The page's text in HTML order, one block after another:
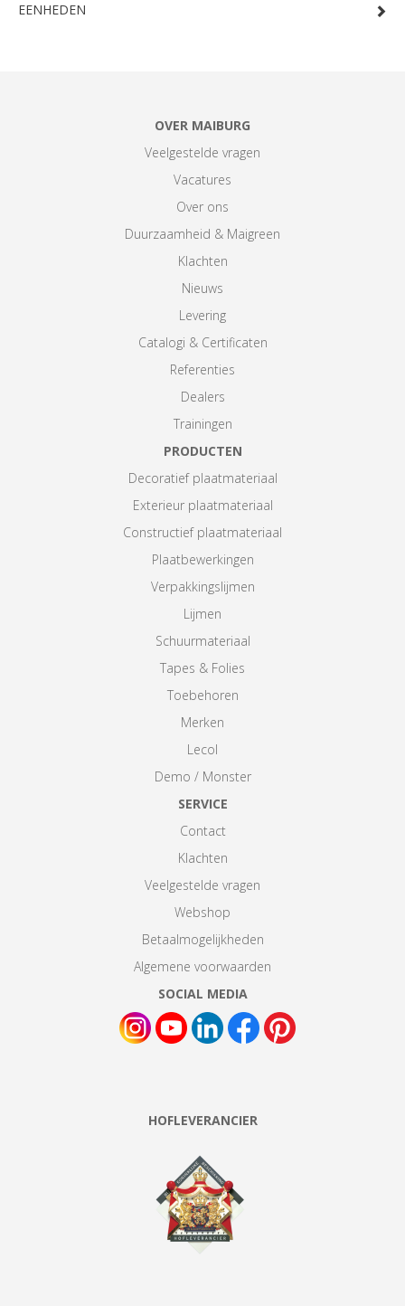
EENHEDEN
OVER MAIBURG
Veelgestelde vragen
Vacatures
Over ons
Duurzaamheid & Maigreen
Klachten
Nieuws
Levering
Catalogi & Certificaten
Referenties
Dealers
Trainingen
PRODUCTEN
Decoratief plaatmateriaal
Exterieur plaatmateriaal
Constructief plaatmateriaal
Plaatbewerkingen
Verpakkingslijmen
Lijmen
Schuurmateriaal
Tapes & Folies
Toebehoren
Merken
Lecol
Demo / Monster
SERVICE
Contact
Klachten
Veelgestelde vragen
Webshop
Betaalmogelijkheden
Algemene voorwaarden
SOCIAL MEDIA
HOFLEVERANCIER